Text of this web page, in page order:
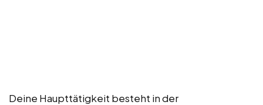
Deine Haupttätigkeit besteht in der